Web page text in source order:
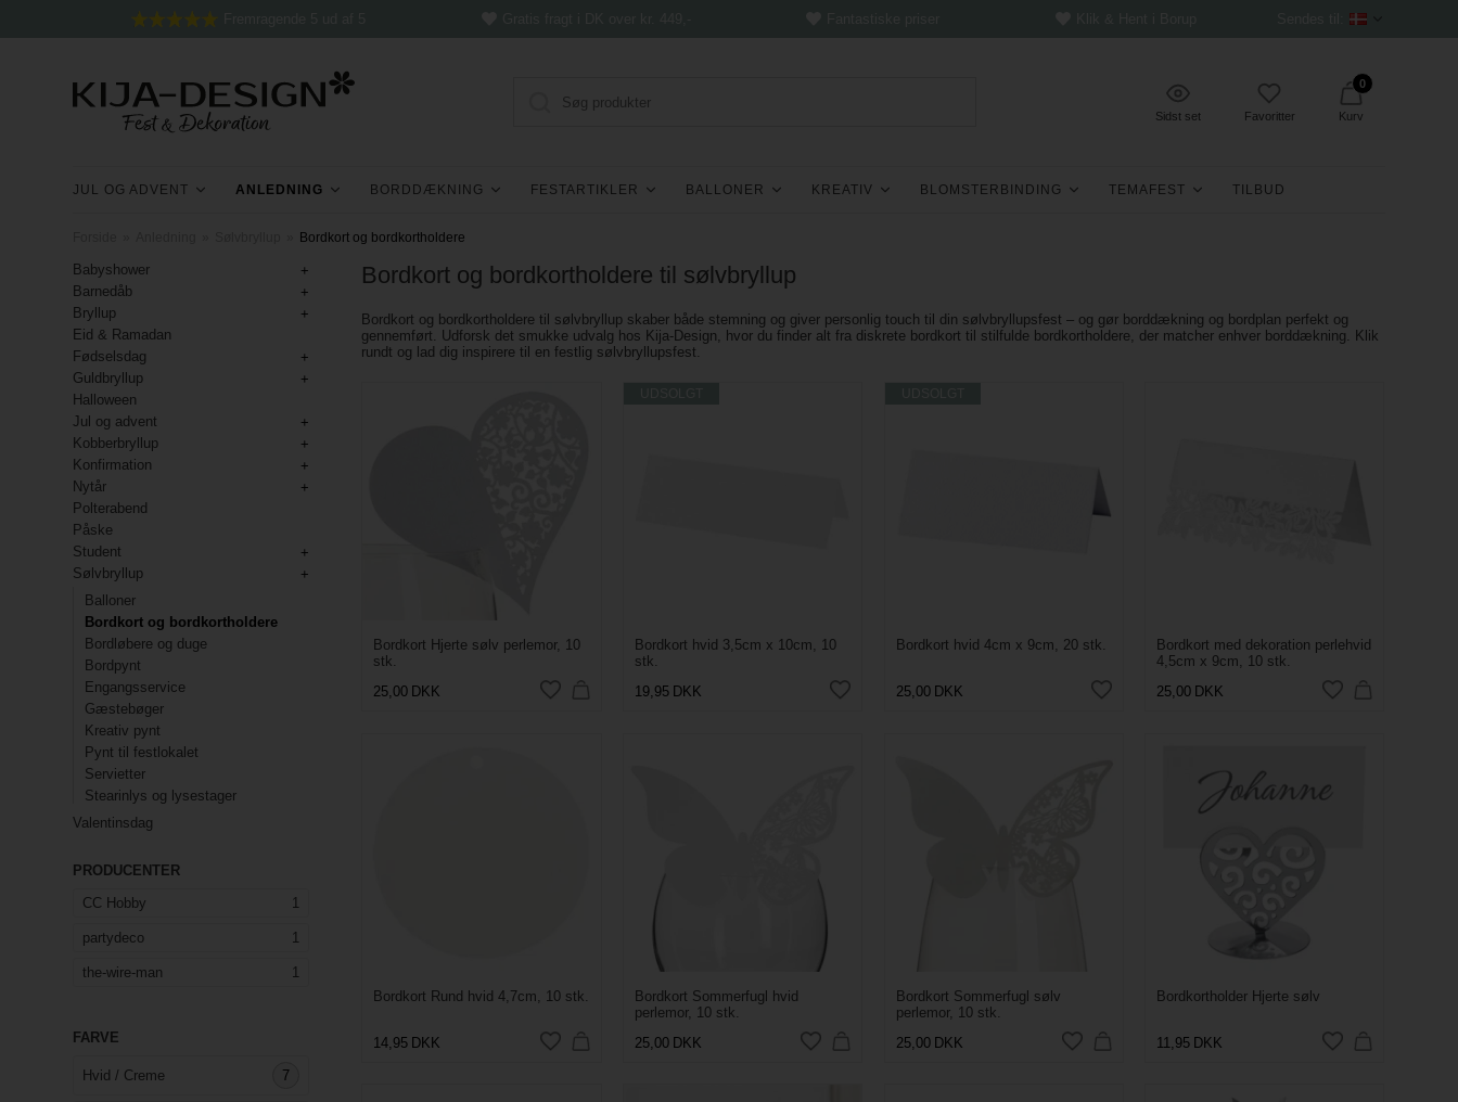
Sidst set Favoritter
0
Kurv
JUL OG ADVENT ANLEDNING BORDDÆKNING FESTARTIKLER BALLONER KREATIV BLOMSTERBINDING TEMAFEST TILBUD
Bordkort og bordkortholdere
Babyshower
Barnedåb
Bryllup
Eid & Ramadan
Fødselsdag
Guldbryllup
Halloween
Jul og advent
Kobberbryllup
Konfirmation
Nytår
Polterabend
Påske
Student
Sølvbryllup
Balloner
Bordkort og bordkortholdere
Bordløbere og duge
Bordpynt
Engangsservice
Gæstebøger
Kreativ pynt
Pynt til festlokalet
Servietter
Stearinlys og lysestager
Valentinsdag
PRODUCENTER
CC Hobby
1
partydeco 1
the-wire-man 1
FARVE
Hvid / Creme 7
Bordkort og bordkortholdere til sølvbryllup
Bordkort og bordkortholdere til sølvbryllup skaber både stemning og giver personlig touch til din sølvbryllupsfest – og gør borddækning og bordplan perfekt og
gennemført. Udforsk det smukke udvalg hos Kija‑Design, hvor du finder alt fra diskrete bordkort til stilfulde bordkortholdere, der matcher enhver borddækning. Klik
rundt og lad dig inspirere til en festlig sølvbryllupsfest.
Bordkort Hjerte sølv perlemor, 10
stk.
25,00 DKK
Bordkort hvid 3,5cm x 10cm, 10
stk.
19,95 DKK
Bordkort hvid 4cm x 9cm, 20 stk.
25,00 DKK
Bordkort med dekoration perlehvid
4,5cm x 9cm, 10 stk.
25,00 DKK
Bordkort Rund hvid 4,7cm, 10 stk.
14,95 DKK
Bordkort Sommerfugl hvid
perlemor, 10 stk.
25,00 DKK
Bordkort Sommerfugl sølv
perlemor, 10 stk.
25,00 DKK
Bordkortholder Hjerte sølv
11,95 DKK